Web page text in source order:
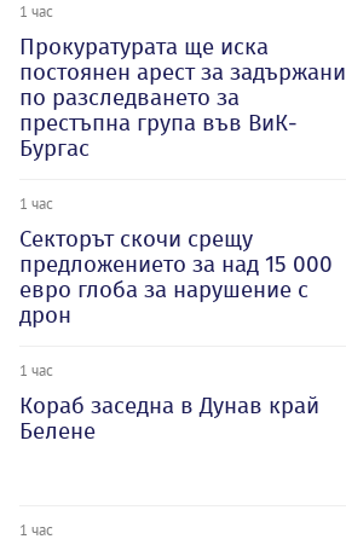
1 час
Прокуратурата ще иска
постоянен арест за задържани
по разследването за
престъпна група във ВиК-
Бургас
1 час
Секторът скочи срещу
предложението за над 15 000
евро глоба за нарушение с
дрон
1 час
Кораб заседна в Дунав край
Белене
1 час